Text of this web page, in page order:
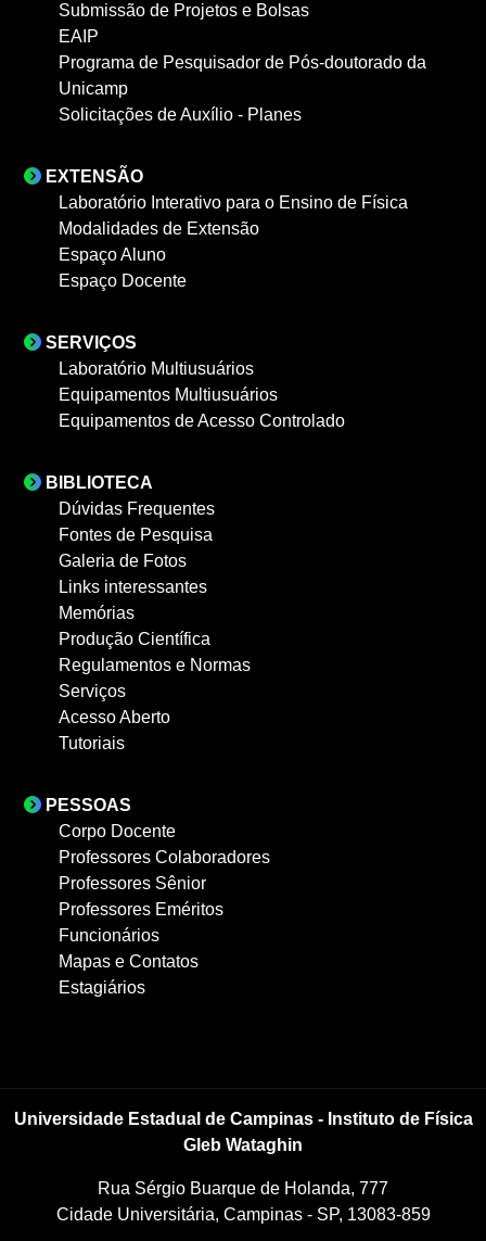
Submissão de Projetos e Bolsas
EAIP
Programa de Pesquisador de Pós-doutorado da
Unicamp
Solicitações de Auxílio - Planes
EXTENSÃO
Laboratório Interativo para o Ensino de Física
Modalidades de Extensão
Espaço Aluno
Espaço Docente
SERVIÇOS
Laboratório Multiusuários
Equipamentos Multiusuários
Equipamentos de Acesso Controlado
BIBLIOTECA
Dúvidas Frequentes
Fontes de Pesquisa
Galeria de Fotos
Links interessantes
Memórias
Produção Científica
Regulamentos e Normas
Serviços
Acesso Aberto
Tutoriais
PESSOAS
Corpo Docente
Professores Colaboradores
Professores Sênior
Professores Eméritos
Funcionários
Mapas e Contatos
Estagiários
Universidade Estadual de Campinas - Instituto de Física
Gleb Wataghin
Rua Sérgio Buarque de Holanda, 777
Cidade Universitária, Campinas - SP, 13083-859